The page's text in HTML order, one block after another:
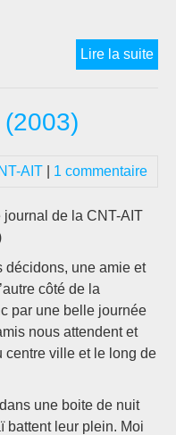
Lire la suite
:
AIT 1 commentaire
de la CNT-AIT
décidons, une amie et
côté de la
par une belle journée
nous attendent et
centre ville et le long de
une boite de nuit
battent leur plein. Moi